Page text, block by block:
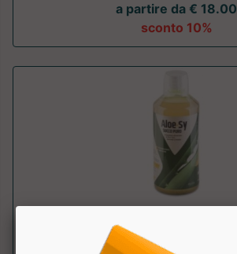
a partire da € 18.00
sconto 10%
Aloe-sy Succo Puro